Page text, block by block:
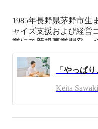
1985年長野県茅野市生
ャイズ支援および経営
業にて新規事業開発、
サー兼事業責任者を経
初期メンバーとして参
おかん(当時CHISAN)
スタイルを豊かにする
は、ぷち社食サービス
多数のメディアで紹介
Keita